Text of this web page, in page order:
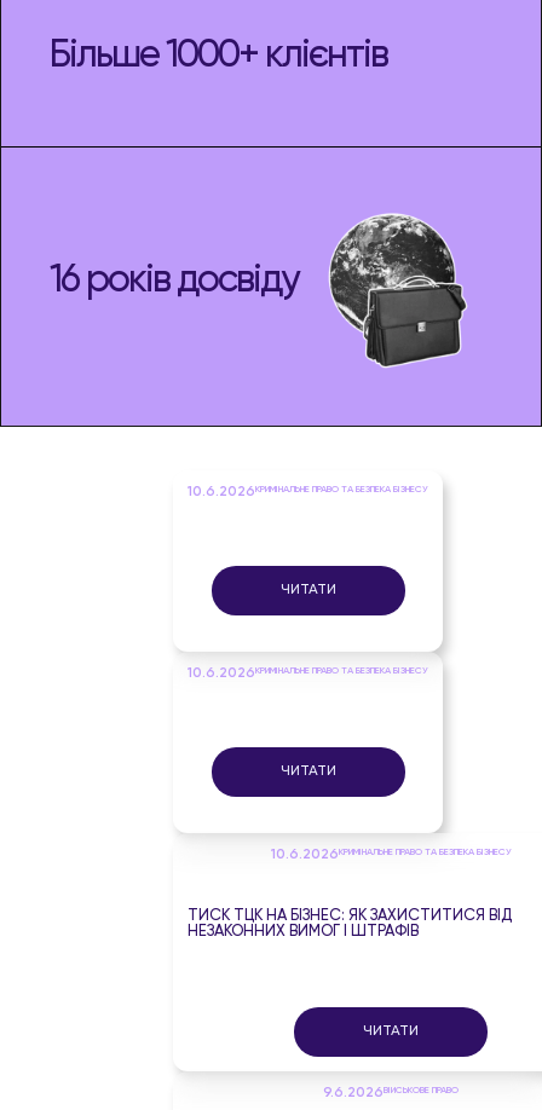
Більше 1000+ клієнтів
16 років досвіду
10.6.2026 КРИМІНАЛЬНЕ ПРАВО ТА БЕЗПЕКА БІЗНЕСУ
ЧИТАТИ
10.6.2026 КРИМІНАЛЬНЕ ПРАВО ТА БЕЗПЕКА БІЗНЕСУ
ЧИТАТИ
10.6.2026 КРИМІНАЛЬНЕ ПРАВО ТА БЕЗПЕКА БІЗНЕСУ
ТИСК ТЦК НА БІЗНЕС: ЯК ЗАХИСТИТИСЯ ВІД
НЕЗАКОННИХ ВИМОГ І ШТРАФІВ
ЧИТАТИ
9.6.2026 ВІЙСЬКОВЕ ПРАВО